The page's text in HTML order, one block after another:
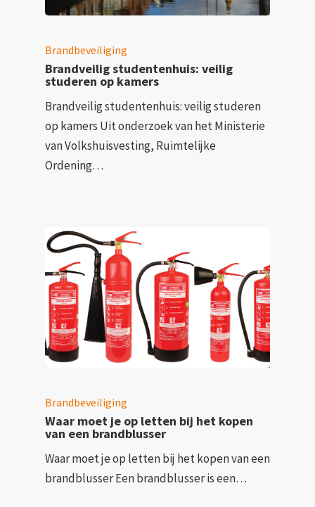
Brandbeveiliging
Brandveilig studentenhuis: veilig
studeren op kamers
Brandveilig studentenhuis: veilig studeren
op kamers Uit onderzoek van het Ministerie
van Volkshuisvesting, Ruimtelijke
Ordening…
Brandbeveiliging
Waar moet je op letten bij het kopen
van een brandblusser
Waar moet je op letten bij het kopen van een
brandblusser Een brandblusser is een…